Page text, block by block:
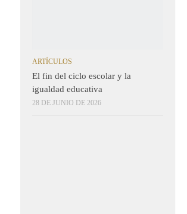
ARTÍCULOS
El fin del ciclo escolar y la
igualdad educativa
28 DE JUNIO DE 2026